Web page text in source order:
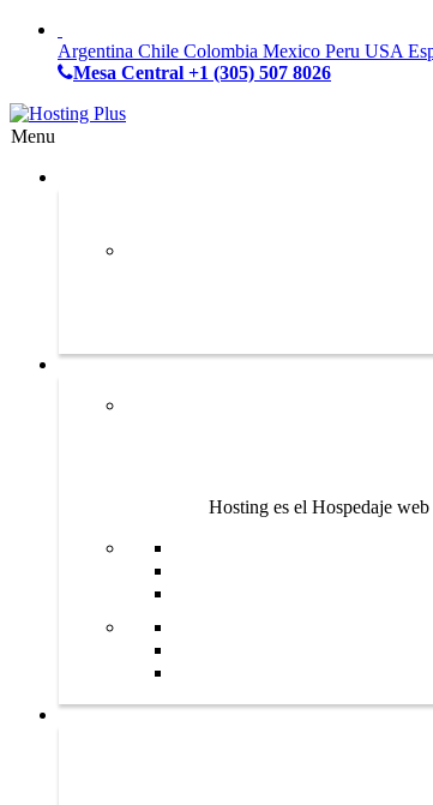
Argentina Chile Colombia Mexico Peru USA
Mesa Central +1 (305) 507 8026
Menu
Hosting es el Hospedaje